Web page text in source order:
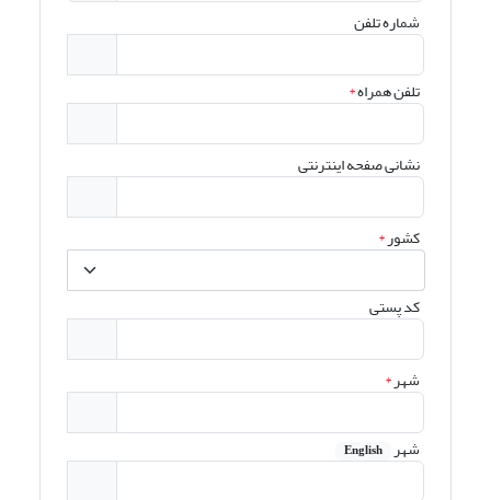
شماره تلفن
تلفن همراه*
نشانی صفحه اینترنتی
کشور*
کد پستی
شهر*
شهر English